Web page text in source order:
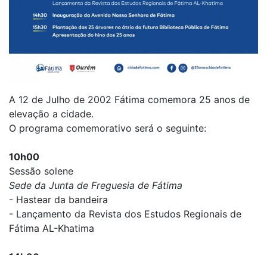
A 12 de Julho de 2002 Fátima comemora 25 anos de
elevação a cidade.
O programa comemorativo será o seguinte:
10h00
Sessão solene
Sede da Junta de Freguesia de Fátima
- Hastear da bandeira
- Lançamento da Revista dos Estudos Regionais de
Fátima AL-Khatima